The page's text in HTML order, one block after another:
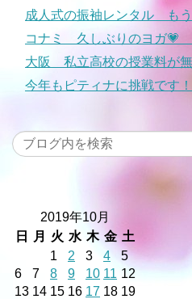
成人式の振袖レンタル も
コナミ 久しぶりのヨガ💗
大阪 私立高校の授業料が
今年もピティナに挑戦です
2019年10月
日
月 火 水 木 金 土
1
2 3 4
5
6
7 8 9 10 11 12
13 14 15 16 17 18 19